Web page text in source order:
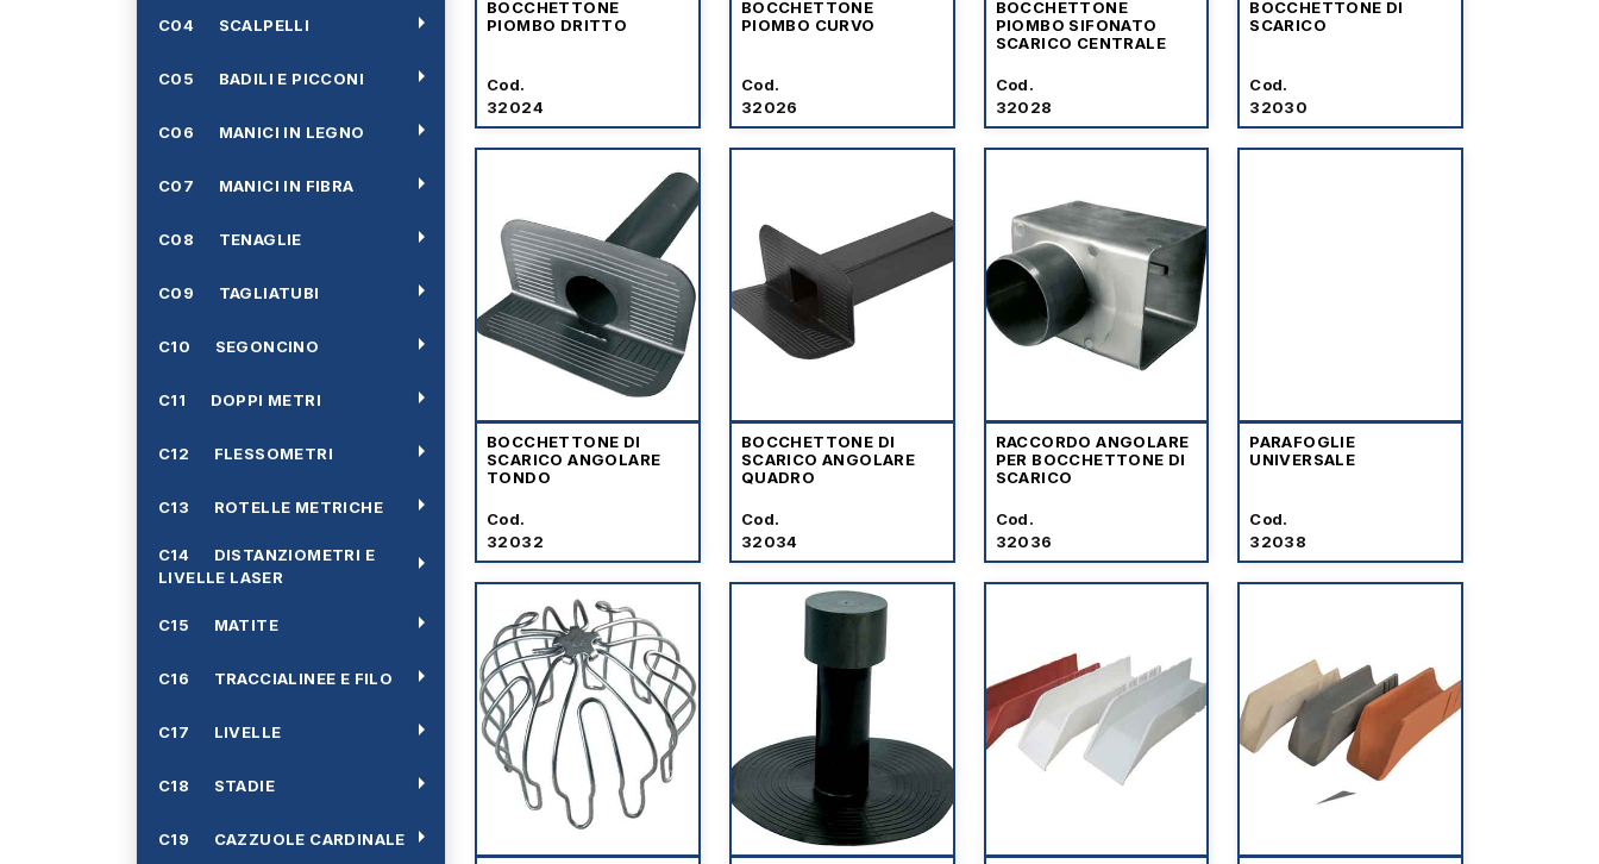
C04 SCALPELLI arrow_right
C05 BADILI E PICCONI arrow_right
C06 MANICI IN LEGNO arrow_right
C07 MANICI IN FIBRA arrow_right
C08 TENAGLIE arrow_right
C09 TAGLIATUBI arrow_right
C10 SEGONCINO arrow_right
C11 DOPPI METRI arrow_right
C12 FLESSOMETRI arrow_right
C13 ROTELLE METRICHE arrow_right
C14 DISTANZIOMETRI E
LIVELLE LASER
arrow_right
C15 MATITE arrow_right
C16 TRACCIALINEE E FILO arrow_right
C17 LIVELLE arrow_right
C18 STADIE arrow_right
C19 CAZZUOLE CARDINALE arrow_right
BOCCHETTONE
PIOMBO DRITTO
Cod.
32024
BOCCHETTONE
PIOMBO CURVO
Cod.
32026
BOCCHETTONE
PIOMBO SIFONATO
SCARICO CENTRALE
Cod.
32028
BOCCHETTONE DI
SCARICO
Cod.
32030
BOCCHETTONE DI
SCARICO ANGOLARE
TONDO
Cod.
32032
BOCCHETTONE DI
SCARICO ANGOLARE
QUADRO
Cod.
32034
RACCORDO ANGOLARE
PER BOCCHETTONE DI
SCARICO
Cod.
32036
PARAFOGLIE
UNIVERSALE
Cod.
32038